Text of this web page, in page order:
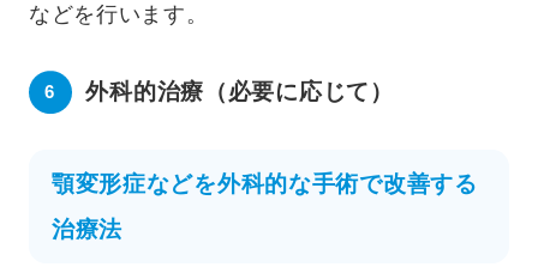
などを行います。
外科的治療（必要に応じて）
顎変形症などを外科的な手術で改善する
治療法